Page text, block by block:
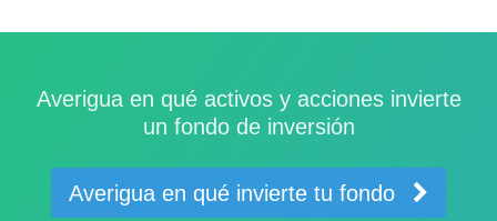
Averigua en qué activos y acciones invierte
un fondo de inversión
Averigua en qué invierte tu fondo